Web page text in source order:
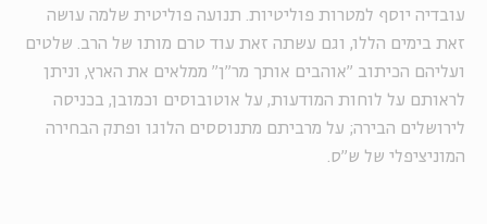
עובדיה יוסף למטרות פוליטיות. תנועה פוליטית שלמה עושה
זאת בימים הללו, וגם עשתה זאת עוד טרם מותו של הרב. שלטים
ועליהם הכיתוב "אוהבים אותך מר"ן" ממלאים את הארץ, וניתן
לראותם על לוחות המודעות, על אוטובוסים וכמובן, בכניסה
לירושלים הבירה; על מרביתם מתנוססים הלוגו ופתק הבחירה
המוניציפלי של ש"ס.